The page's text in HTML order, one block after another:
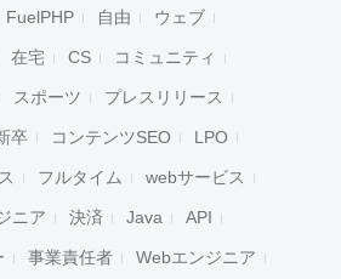
FuelPHP 自由 ウェブ
在宅 CS コミュニティ
スポーツ プレスリリース
卒 コンテンツSEO LPO
フルタイム webサービス
ニア 決済 Java API
事業責任者 Webエンジニア